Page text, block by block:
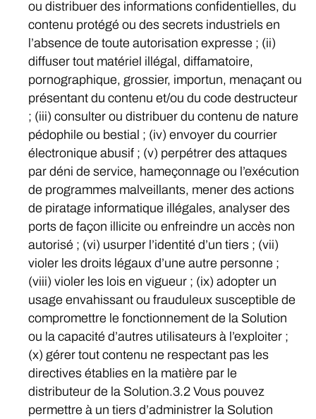
ou distribuer des informations confidentielles, du
contenu protégé ou des secrets industriels en
l’absence de toute autorisation expresse ; (ii)
diffuser tout matériel illégal, diffamatoire,
pornographique, grossier, importun, menaçant ou
présentant du contenu et/ou du code destructeur
; (iii) consulter ou distribuer du contenu de nature
pédophile ou bestial ; (iv) envoyer du courrier
électronique abusif ; (v) perpétrer des attaques
par déni de service, hameçonnage ou l’exécution
de programmes malveillants, mener des actions
de piratage informatique illégales, analyser des
ports de façon illicite ou enfreindre un accès non
autorisé ; (vi) usurper l’identité d’un tiers ; (vii)
violer les droits légaux d’une autre personne ;
(viii) violer les lois en vigueur ; (ix) adopter un
usage envahissant ou frauduleux susceptible de
compromettre le fonctionnement de la Solution
ou la capacité d’autres utilisateurs à l’exploiter ;
(x) gérer tout contenu ne respectant pas les
directives établies en la matière par le
distributeur de la Solution.3.2 Vous pouvez
permettre à un tiers d’administrer la Solution